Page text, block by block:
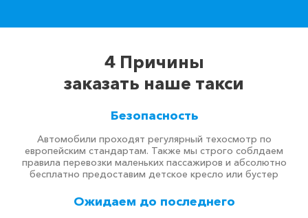
4 Причины
заказать наше такси
Безопасность
Автомобили проходят регулярный техосмотр по
европейским стандартам. Также мы строго соблдаем
правила перевозки маленьких пассажиров и абсолютно
бесплатно предоставим детское кресло или бустер
Ожидаем до последнего